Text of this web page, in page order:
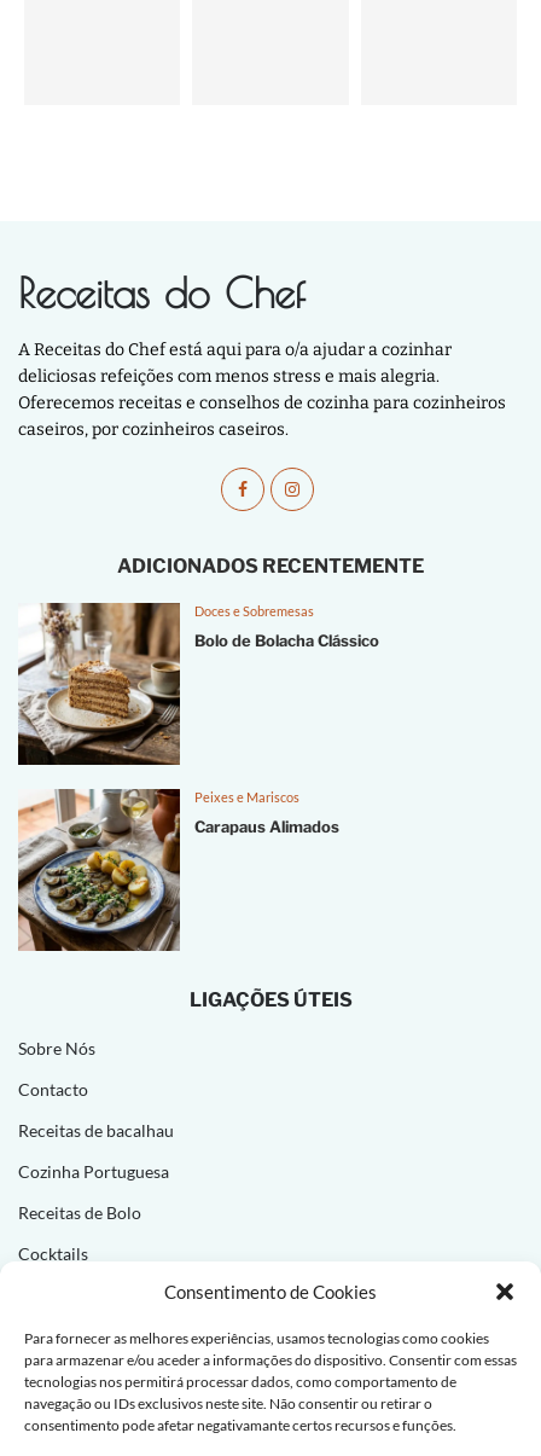
Consentimento de Cookies
Para fornecer as melhores experiências, usamos tecnologias como cookies
para armazenar e/ou aceder a informações do dispositivo. Consentir com essas
tecnologias nos permitirá processar dados, como comportamento de
navegação ou IDs exclusivos neste site. Não consentir ou retirar o
consentimento pode afetar negativamante certos recursos e funções.
Receitas do Chef
A Receitas do Chef está aqui para o/a ajudar a cozinhar
deliciosas refeições com menos stress e mais alegria.
Oferecemos receitas e conselhos de cozinha para cozinheiros
caseiros, por cozinheiros caseiros.
ADICIONADOS RECENTEMENTE
Doces e Sobremesas
Bolo de Bolacha Clássico
Peixes e Mariscos
Carapaus Alimados
LIGAÇÕES ÚTEIS
Sobre Nós
Contacto
Receitas de bacalhau
Cozinha Portuguesa
Receitas de Bolo
Cocktails
Subscreva e receba novas receitas todas as semanas!